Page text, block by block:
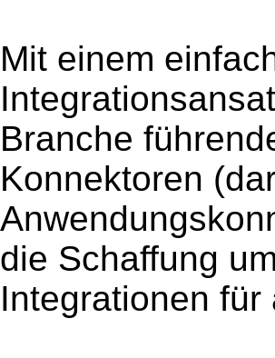
Mit einem
Branche
Konnektoren
die Schaffung
Integrationen